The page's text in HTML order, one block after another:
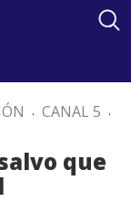
. CANAL 5 .
que